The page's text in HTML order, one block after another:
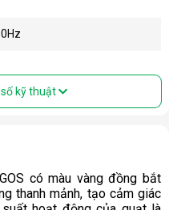
kỹ thuật
có màu vàng đồng bắt
thanh mảnh, tạo cảm giác